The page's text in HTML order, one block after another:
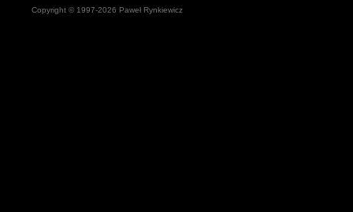
Copyright © 1997-2026 Paweł Rynkiewicz